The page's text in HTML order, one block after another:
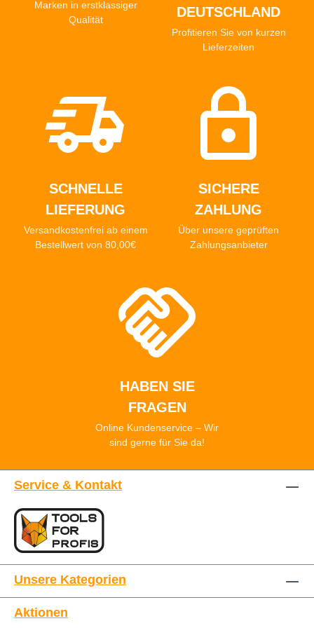
Marken in erstklassiger
Qualität
DEUTSCHLAND
Profitieren Sie von kurzen
Lieferzeiten
SCHNELLE
LIEFERUNG
Versandkostenfrei ab einem
Bestellwert von 80,00€
SICHERE
ZAHLUNG
Über unsere geprüften
Zahlungsanbieter
HABEN SIE
FRAGEN
Online Kundenservice – Wir
sind gerne für Sie da!
Service & Kontakt
Unsere Kategorien
Aktionen